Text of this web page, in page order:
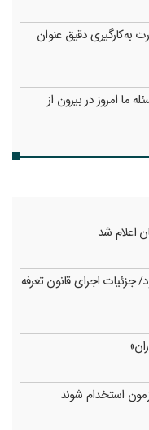
به‌کارگیری دقیق عنوان
ما امروز در بیرون از
اعلام شد
می‌شود/ جزئیات اجرای قانون تعرفه
استخدام شوند